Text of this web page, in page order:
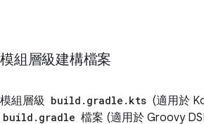
模組層級建構檔案
模組層級 build.gradle.kts (適用於
build.gradle 檔案 (適用於 Groovy